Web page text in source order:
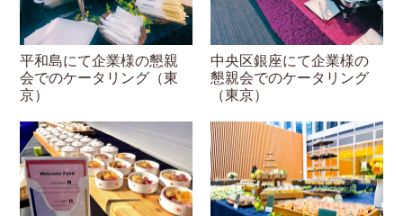
平和島にて企業様の懇親
会でのケータリング（東
京）
中央区銀座にて企業様の
懇親会でのケータリング
（東京）